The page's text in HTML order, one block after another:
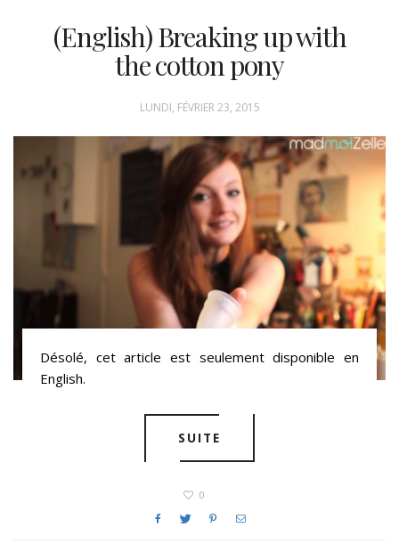
(English) Breaking up with
the cotton pony
LUNDI, FÉVRIER 23, 2015
Désolé, cet article est seulement disponible en
English.
SUITE
0